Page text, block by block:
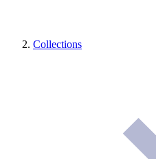
Collections